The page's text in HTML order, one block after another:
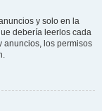
y solo en la
debería leerlos cada
anuncios, los permisos